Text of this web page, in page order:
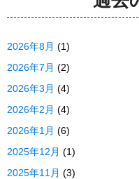
2026年8月 (1)
2026年7月 (2)
2026年3月 (4)
2026年2月 (4)
2026年1月 (6)
2025年12月 (1)
2025年11月 (3)